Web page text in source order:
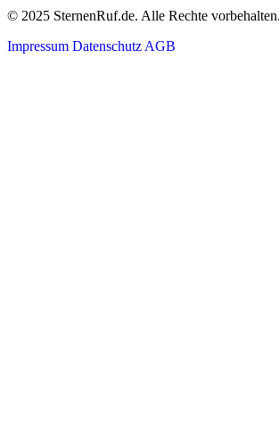
© 2025 SternenRuf.de. Alle Rechte vorbehalten.
Impressum Datenschutz AGB